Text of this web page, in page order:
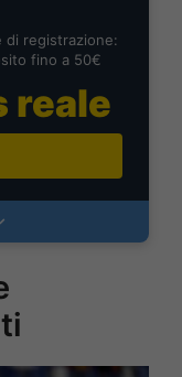
di registrazione:
fino a 50€
reale